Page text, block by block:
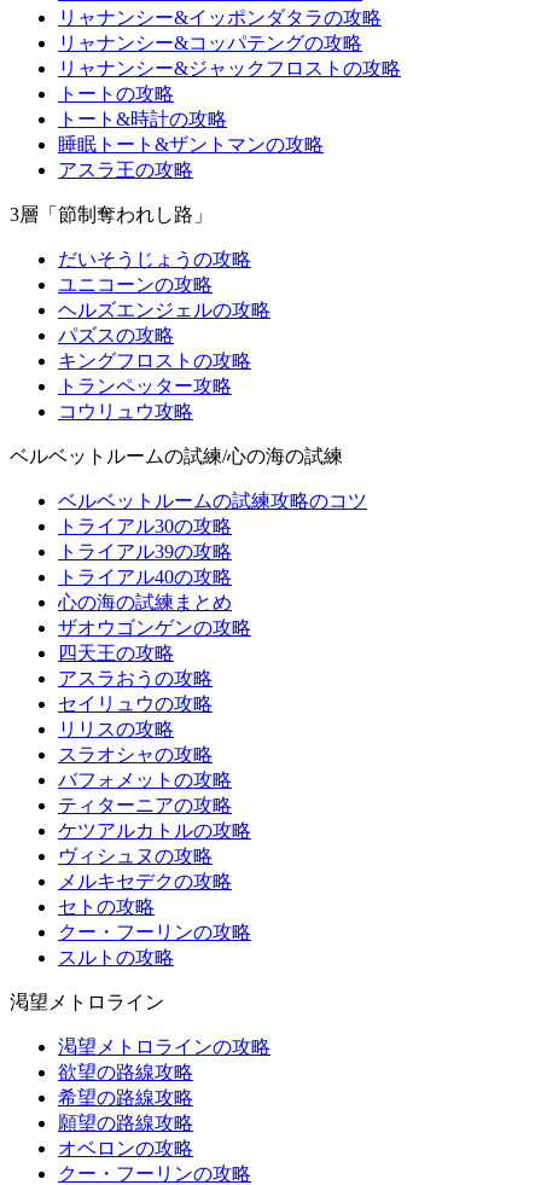
リャナンシー&イッポンダタラの攻略
リャナンシー&コッパテングの攻略
リャナンシー&ジャックフロストの攻略
トートの攻略
トート&時計の攻略
睡眠トート&ザントマンの攻略
アスラ王の攻略
3層「節制奪われし路」
だいそうじょうの攻略
ユニコーンの攻略
ヘルズエンジェルの攻略
パズスの攻略
キングフロストの攻略
トランペッター攻略
コウリュウ攻略
ベルベットルームの試練/心の海の試練
ベルベットルームの試練攻略のコツ
トライアル30の攻略
トライアル39の攻略
トライアル40の攻略
心の海の試練まとめ
ザオウゴンゲンの攻略
四天王の攻略
アスラおうの攻略
セイリュウの攻略
リリスの攻略
スラオシャの攻略
バフォメットの攻略
ティターニアの攻略
ケツアルカトルの攻略
ヴィシュヌの攻略
メルキセデクの攻略
セトの攻略
クー・フーリンの攻略
スルトの攻略
渇望メトロライン
渇望メトロラインの攻略
欲望の路線攻略
希望の路線攻略
願望の路線攻略
オベロンの攻略
クー・フーリンの攻略